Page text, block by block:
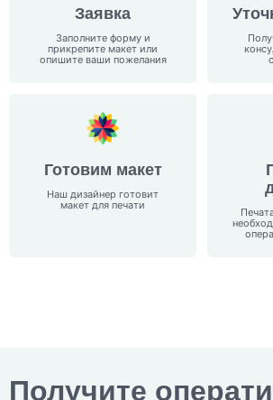
Заявка
Заполните форму и
прикрепите макет или
опишите ваши пожелания
Готовим макет
Наш дизайнер готовит
макет для печати
Получите